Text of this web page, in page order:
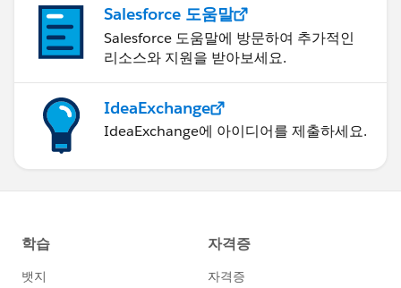
Salesforce 도움말
Salesforce 도움말에 방문하여 추가적인
리소스와 지원을 받아보세요.
IdeaExchange
IdeaExchange에 아이디어를 제출하세요.